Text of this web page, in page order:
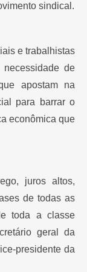
sindical.
e trabalhistas
de
apostam na
para barrar o
econômica que
juros altos,
de todas as
toda a classe
geral da
presidente da